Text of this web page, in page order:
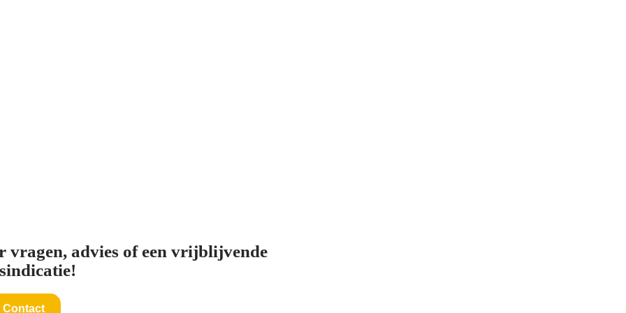
vragen, advies of een vrijblijvende
Contact